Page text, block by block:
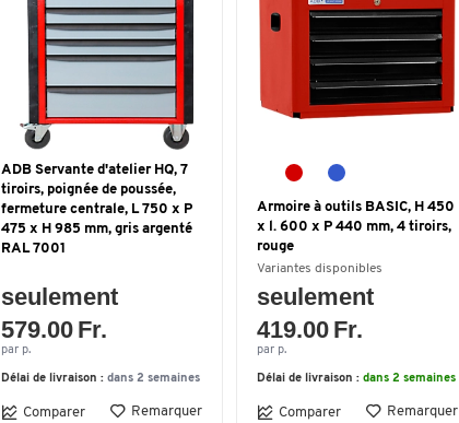
ADB Servante d'atelier HQ, 7
tiroirs, poignée de poussée,
fermeture centrale, L 750 x P
475 x H 985 mm, gris argenté
RAL 7001
seulement
579.00 Fr.
par p.
Délai de livraison : dans 2 semaines
Comparer Remarquer
Armoire à outils BASIC, H 450
x l. 600 x P 440 mm, 4 tiroirs,
rouge
Variantes disponibles
seulement
419.00 Fr.
par p.
Délai de livraison : dans 2 semaines
Comparer Remarquer